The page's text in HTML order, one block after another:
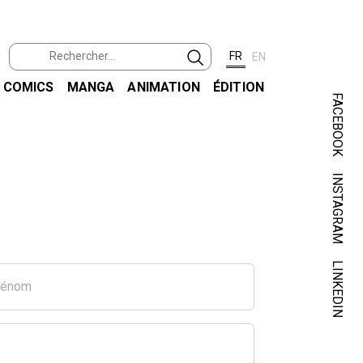
FR EN
COMICS MANGA ANIMATION ÉDITION
FACEBOOK
INSTAGRAM
LINKEDIN